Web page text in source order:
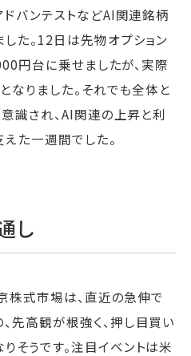
ドバンテストなどAI関連銘柄
た。12日は先物オプション
円台に乗せましたが、実際
なりました。それでも全体と
識され、AI関連の上昇と利
た一週間でした。
し
株式市場は、直近の急伸で
先高観が根強く、押し目買い
そうです。注目イベントは米